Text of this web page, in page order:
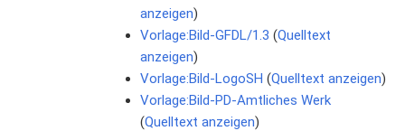
anzeigen)
Vorlage:Bild-GFDL/1.3 (Quelltext
anzeigen)
Vorlage:Bild-LogoSH (Quelltext anzeigen)
Vorlage:Bild-PD-Amtliches Werk
(Quelltext anzeigen)